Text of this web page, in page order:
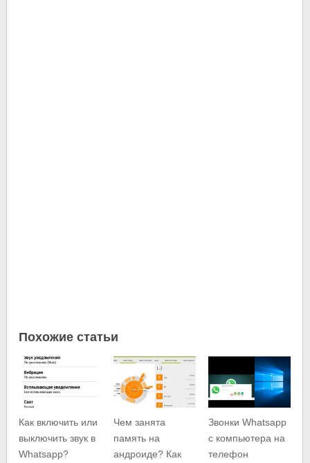
Похожие статьи
Как включить или
выключить звук в
Whatsapp?
Чем занята
память на
андроиде? Как
Звонки Whatsapp
с компьютера на
телефон